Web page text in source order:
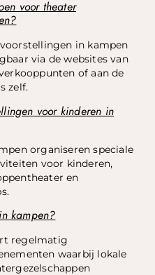
voor theater
in kampen
via de websites van
of aan de
zelf.
voor kinderen in
organiseren speciale
voor kinderen,
en
kampen?
regelmatig
waarbij lokale